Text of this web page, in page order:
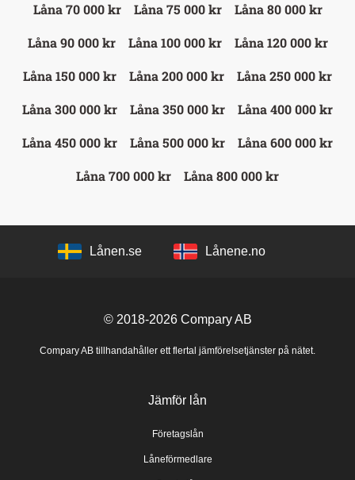
Låna 70 000 kr
Låna 75 000 kr
Låna 80 000 kr
Låna 90 000 kr
Låna 100 000 kr
Låna 120 000 kr
Låna 150 000 kr
Låna 200 000 kr
Låna 250 000 kr
Låna 300 000 kr
Låna 350 000 kr
Låna 400 000 kr
Låna 450 000 kr
Låna 500 000 kr
Låna 600 000 kr
Låna 700 000 kr
Låna 800 000 kr
Lånen.se Lånene.no
© 2018-2026Compary AB
Compary AB tillhandahåller ett flertal jämförelsetjänster på nätet.
Jämför lån
Företagslån
Låneförmedlare